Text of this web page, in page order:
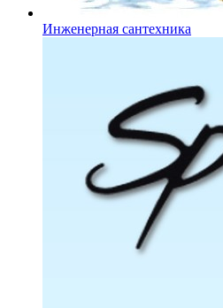
Инженерная сантехника